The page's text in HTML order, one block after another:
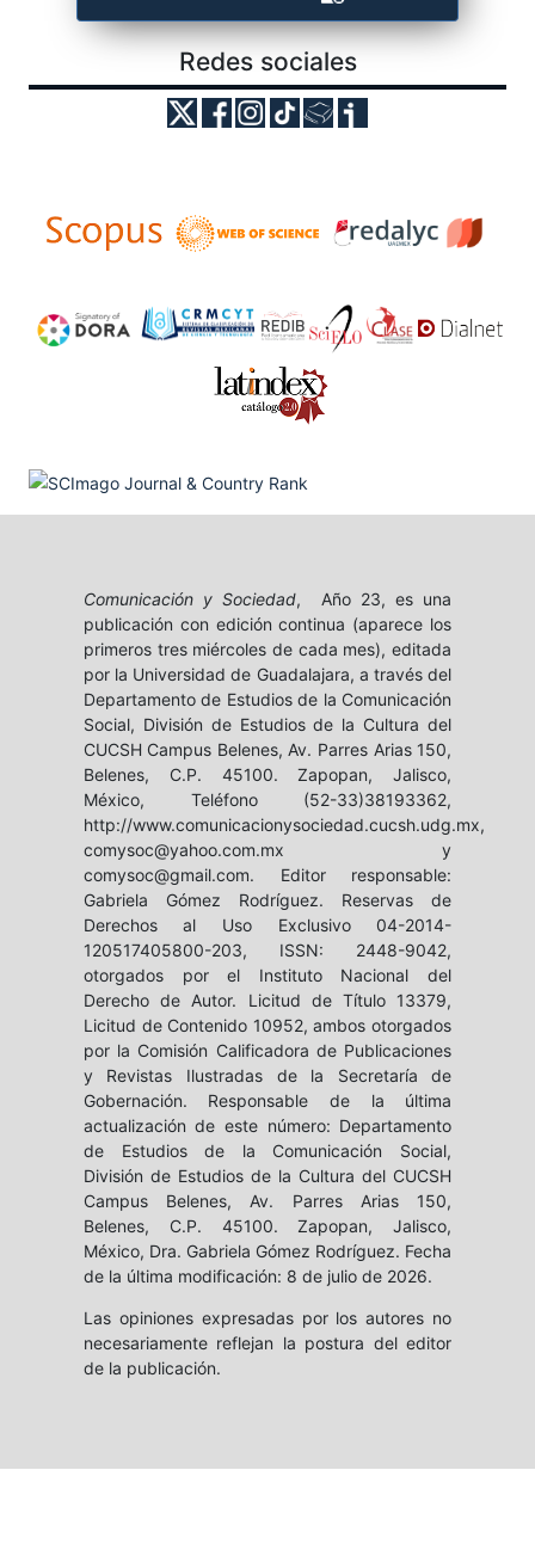
Redes sociales
Comunicación y Sociedad, Año 23, es una
publicación con edición continua (aparece los
primeros tres miércoles de cada mes), editada
por la Universidad de Guadalajara, a través del
Departamento de Estudios de la Comunicación
Social, División de Estudios de la Cultura del
CUCSH Campus Belenes, Av. Parres Arias 150,
Belenes, C.P. 45100. Zapopan, Jalisco,
México, Teléfono (52-33)38193362,
http://www.comunicacionysociedad.cucsh.udg.mx,
comysoc@yahoo.com.mx y
comysoc@gmail.com. Editor responsable:
Gabriela Gómez Rodríguez. Reservas de
Derechos al Uso Exclusivo 04-2014-
120517405800-203, ISSN: 2448-9042,
otorgados por el Instituto Nacional del
Derecho de Autor. Licitud de Título 13379,
Licitud de Contenido 10952, ambos otorgados
por la Comisión Calificadora de Publicaciones
y Revistas Ilustradas de la Secretaría de
Gobernación. Responsable de la última
actualización de este número: Departamento
de Estudios de la Comunicación Social,
División de Estudios de la Cultura del CUCSH
Campus Belenes, Av. Parres Arias 150,
Belenes, C.P. 45100. Zapopan, Jalisco,
México, Dra. Gabriela Gómez Rodríguez. Fecha
de la última modificación: 8 de julio de 2026.
Las opiniones expresadas por los autores no
necesariamente reflejan la postura del editor
de la publicación.